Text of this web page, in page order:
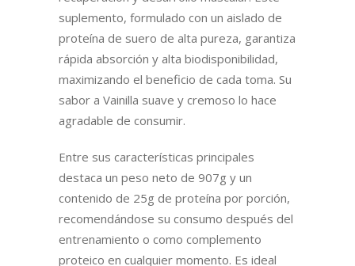
suplemento, formulado con un aislado de
proteína de suero de alta pureza, garantiza
rápida absorción y alta biodisponibilidad,
maximizando el beneficio de cada toma. Su
sabor a Vainilla suave y cremoso lo hace
agradable de consumir.
Entre sus características principales
destaca un peso neto de 907g y un
contenido de 25g de proteína por porción,
recomendándose su consumo después del
entrenamiento o como complemento
proteico en cualquier momento. Es ideal